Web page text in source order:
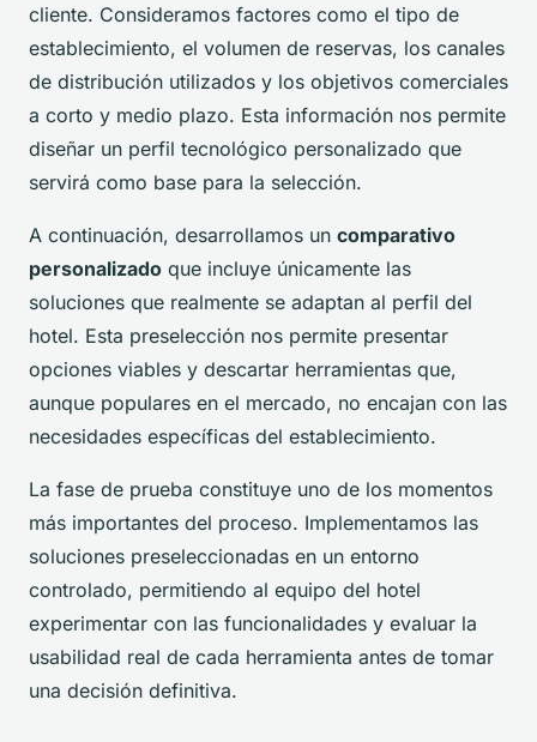
cliente. Consideramos factores como el tipo de
establecimiento, el volumen de reservas, los canales
de distribución utilizados y los objetivos comerciales
a corto y medio plazo. Esta información nos permite
diseñar un perfil tecnológico personalizado que
servirá como base para la selección.
A continuación, desarrollamos un comparativo
personalizado que incluye únicamente las
soluciones que realmente se adaptan al perfil del
hotel. Esta preselección nos permite presentar
opciones viables y descartar herramientas que,
aunque populares en el mercado, no encajan con las
necesidades específicas del establecimiento.
La fase de prueba constituye uno de los momentos
más importantes del proceso. Implementamos las
soluciones preseleccionadas en un entorno
controlado, permitiendo al equipo del hotel
experimentar con las funcionalidades y evaluar la
usabilidad real de cada herramienta antes de tomar
una decisión definitiva.